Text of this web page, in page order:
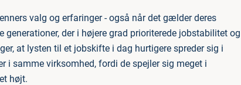
valg og erfaringer - også når det gælder deres
der i højere grad prioriterede jobstabilitet og
at lysten til et jobskifte i dag hurtigere spreder sig i
i samme virksomhed, fordi de spejler sig meget i
højt.